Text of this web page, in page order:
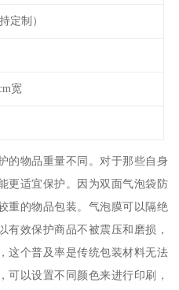
定制）
宽
的物品重量不同。对于那些自身
更适宜保护。因为双面气泡袋防
重的物品包装。气泡膜可以隔绝
有效保护商品不被震压和磨损，
这个普及率是传统包装材料无法
可以设置不同颜色来进行印刷，